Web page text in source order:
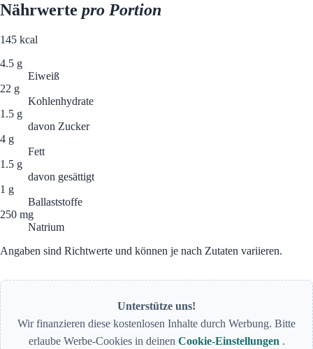
Nährwerte pro Portion
145 kcal
4.5 g
Eiweiß
22 g
Kohlenhydrate
1.5 g
davon Zucker
4 g
Fett
1.5 g
davon gesättigt
1 g
Ballaststoffe
250 mg
Natrium
Angaben sind Richtwerte und können je nach Zutaten variieren.
Unterstütze uns!
Wir finanzieren diese kostenlosen Inhalte durch Werbung. Bitte
erlaube Werbe-Cookies in deinen Cookie-Einstellungen .